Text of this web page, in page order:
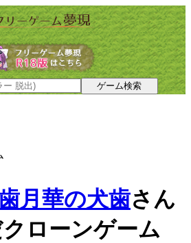
月華の犬歯さん
クローンゲーム